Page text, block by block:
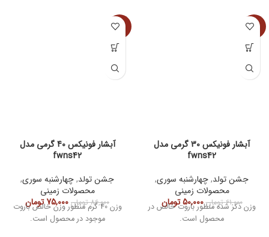
-18%
آبشار فونیکس 30 گرمی مدل
fwns42
جشن تولد,چهارشنبه سوری,
محصولات زمینی
61,000 تومان 50,000تومان
وزن ذکر شده منظور باروت خالص در
محصول است.
-13%
آبشار فونیکس 40 گرمی مدل
fwns42
جشن تولد,چهارشنبه سوری,
محصولات زمینی
86,000 تومان 75,000 تومان
وزن 40 گرم منظور وزن خالص باروت
موجود در محصول است.